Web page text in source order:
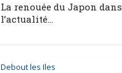
La renouée du Japon dans
l’actualité...
Debout les Iles